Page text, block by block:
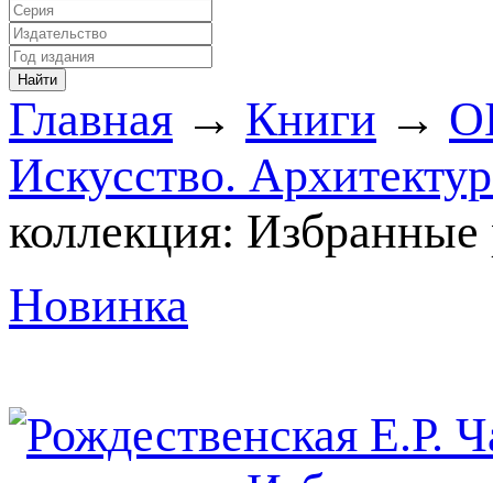
Главная → Книги →
Искусство.
коллекция:
Новинка